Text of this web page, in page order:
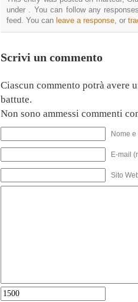
under . You can follow any
feed. You can leave a response , or
Scrivi un commento
Ciascun commento potrà avere
battute.
Non sono ammessi commenti
Nome
E-mail
Sito